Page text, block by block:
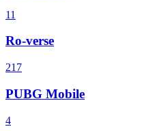
11
Ro-verse
217
PUBG Mobile
4